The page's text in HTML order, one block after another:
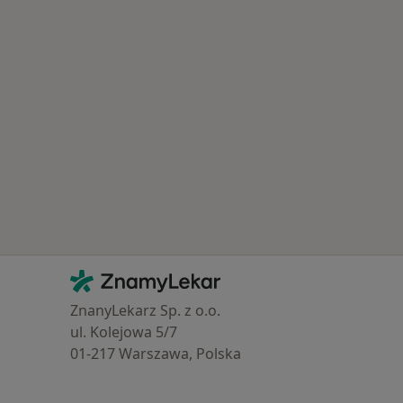
Kontakt
ZnamyLekar - Hlavní stránka
ZnanyLekarz Sp. z o.o.
ul. Kolejowa 5/7
01-217 Warszawa, Polska